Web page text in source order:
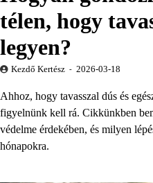
télen, hogy
legyen?
Kezdő Kertész 2026-03-18
Ahhoz, hogy tavasszal dús és
figyelnünk kell rá. Cikkünkben
védelme érdekében, és milyen
hónapokra.